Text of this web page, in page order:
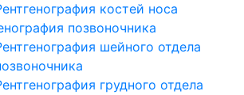
костей носа
позвоночника
шейного отдела
грудного отдела